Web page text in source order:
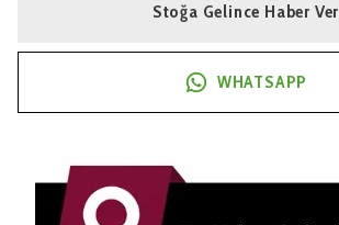
Stoğa Gelince Haber Ver
WHATSAPP